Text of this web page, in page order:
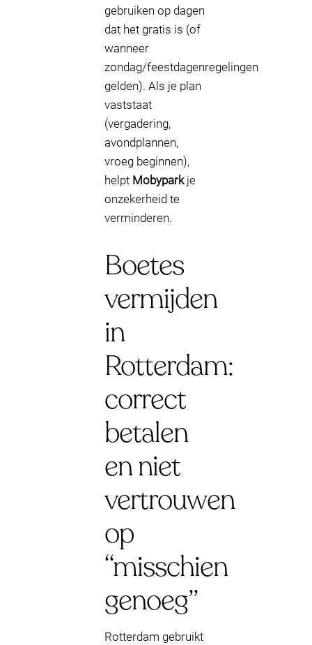
gebruiken op dagen
dat het gratis is (of
wanneer
zondag/feestdagenregelingen
gelden). Als je plan
vaststaat
(vergadering,
avondplannen,
vroeg beginnen),
helpt Mobyparkje
onzekerheid te
verminderen.
Boetes
vermijden
in
Rotterdam:
correct
betalen
en niet
vertrouwen
op
“misschien
genoeg”
Rotterdam gebruikt